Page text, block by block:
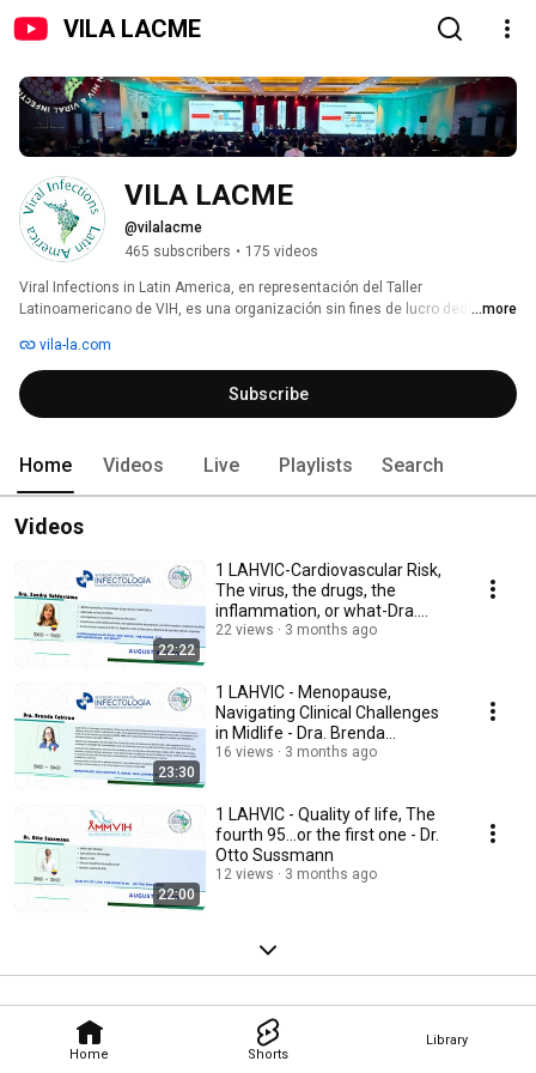
VILA LACME
Home Shorts
Library
VILA LACME
@vilalacme
465 subscribers • 175 videos
Viral Infections in Latin America, en representación del Taller
Latinoamericano de VIH, es una organización sin fines de lucro dedicada a
Médica Continua en Latinoamérica y el Caribe, incluyendo a más de 200
profesionales de la salud que mayoritariamente forman parte de las
sociedades científicas nacionales de Infectología y también de la
Asociación Panamericana de Infectología.
...more
vila-la.com
Subscribe
Home Videos Live Playlists Search
Videos
22:22
1 LAHVIC-Cardiovascular Risk,
The virus, the drugs, the
inflammation, or what-Dra.
Sandra Valderrama
22 views 3 months ago
23:30
1 LAHVIC - Menopause,
Navigating Clinical Challenges
in Midlife - Dra. Brenda
Crabtree
16 views 3 months ago
22:00
1 LAHVIC - Quality of life, The
fourth 95...or the first one - Dr.
Otto Sussmann
12 views 3 months ago